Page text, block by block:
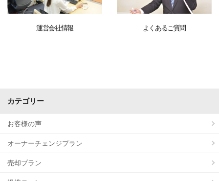
運営会社情報 よくあるご質問
カテゴリー
お客様の声
オーナーチェンジプラン
売却プラン